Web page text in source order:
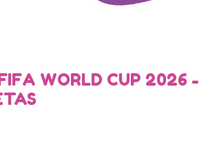
WORLD CUP 2026 -